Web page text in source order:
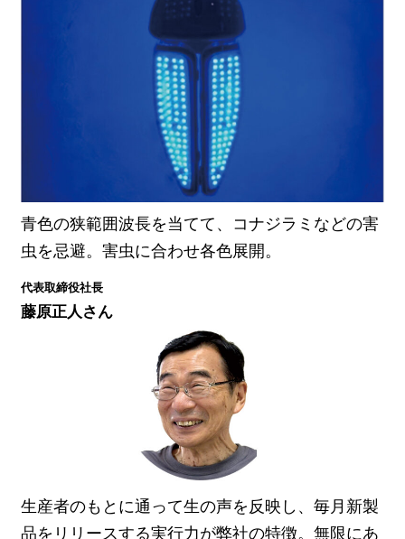
青色の狭範囲波長を当てて、コナジラミなどの害
虫を忌避。害虫に合わせ各色展開。
代表取締役社長
藤原正人さん
生産者のもとに通って生の声を反映し、毎月新製
品をリリースする実行力が弊社の特徴。無限にあ